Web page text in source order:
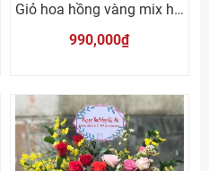
Giỏ hoa hồng vàng mix hướng dương
990,000₫